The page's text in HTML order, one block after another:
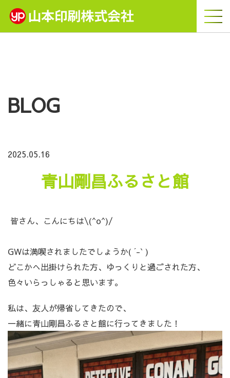
BLOG
2025.05.16
青山剛昌ふるさと館
皆さん、こんにちは\(^o^)/
GWは満喫されましたでしょうか( ´-` )
どこかへ出掛けられた方、ゆっくりと過ごされた方、
色々いらっしゃると思います。
私は、友人が帰省してきたので、
一緒に青山剛昌ふるさと館に行ってきました！